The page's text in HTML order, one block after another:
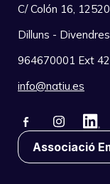
C/ Colón 16,
Dilluns -
964670001 Ext
info@natiu.es
Associació